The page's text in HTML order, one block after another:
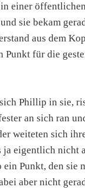
in einer
sie bekam
aus dem
Punkt für die
Phillip in sie,
an sich ran
weiteten sich
ja eigentlich nicht
ein Punkt, den sie
aber nicht